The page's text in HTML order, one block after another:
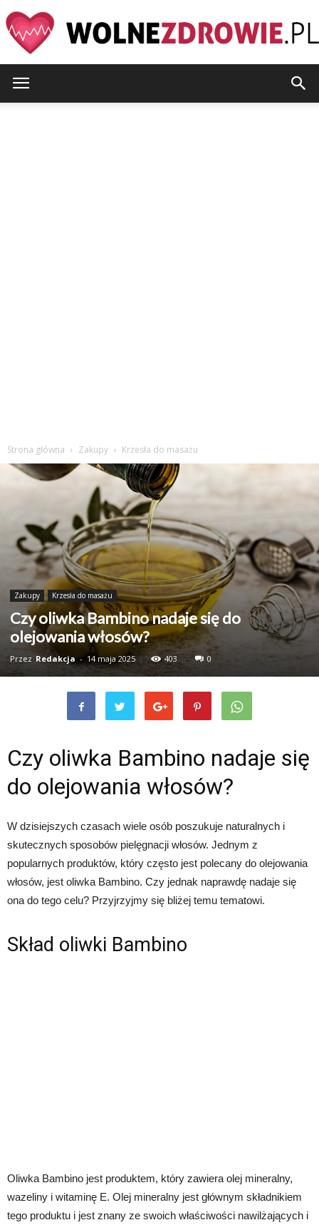
Strona główna Zakupy Krzesła do masażu
Zakupy Krzesła do masażu
Czy oliwka Bambino nadaje się do
olejowania włosów?
Przez Redakcja - 14 maja 2025 403 0
Czy oliwka Bambino nadaje się
do olejowania włosów?
W dzisiejszych czasach wiele osób poszukuje naturalnych i
skutecznych sposobów pielęgnacji włosów. Jednym z
popularnych produktów, który często jest polecany do olejowania
włosów, jest oliwka Bambino. Czy jednak naprawdę nadaje się
ona do tego celu? Przyjrzyjmy się bliżej temu tematowi.
Skład oliwki Bambino
Oliwka Bambino jest produktem, który zawiera olej mineralny,
wazeliny i witaminę E. Olej mineralny jest głównym składnikiem
tego produktu i jest znany ze swoich właściwości nawilżających i